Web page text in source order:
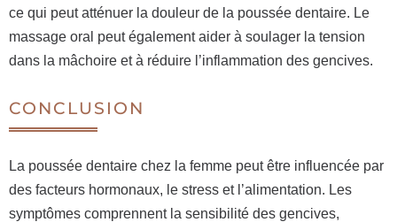
ce qui peut atténuer la douleur de la poussée dentaire. Le
massage oral peut également aider à soulager la tension
dans la mâchoire et à réduire l’inflammation des gencives.
CONCLUSION
La poussée dentaire chez la femme peut être influencée par
des facteurs hormonaux, le stress et l’alimentation. Les
symptômes comprennent la sensibilité des gencives,